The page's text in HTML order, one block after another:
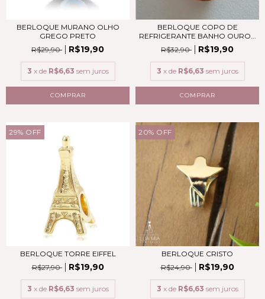
BERLOQUE MURANO OLHO
GREGO PRETO
R$29,90
R$19,90
3 x de R$6,63 sem juros
COMPRAR
BERLOQUE COPO DE
REFRIGERANTE BANHO OURO...
R$32,90
R$19,90
3 x de R$6,63 sem juros
COMPRAR
29% OFF
BERLOQUE TORRE EIFFEL
R$27,90
R$19,90
3 x de R$6,63 sem juros
20% OFF
BERLOQUE CRISTO
R$24,90
R$19,90
3 x de R$6,63 sem juros